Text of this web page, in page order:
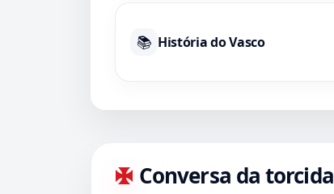
📚 História do Vasco
Conversa da torcida